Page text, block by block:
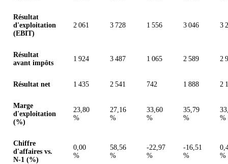
Résultat
d'exploitation
(EBIT)
2 061 3 728 1 556 3 046 3
Résultat
avant impôts
1 924 3 487 1 065 2 589 2
Résultat net 1 435 2 541 742 1 888 2
Marge
d'exploitation
(%)
23,80
%
27,16
%
33,60
%
35,79
%
%
Chiffre
d'affaires vs.
N-1 (%)
0,00
%
58,56
%
-22,97
%
-16,51
%
%